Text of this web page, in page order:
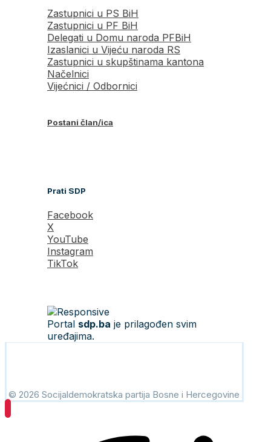
Zastupnici u PS BiH
Zastupnici u PF BiH
Delegati u Domu naroda PFBiH
Izaslanici u Vijeću naroda RS
Zastupnici u skupštinama kantona
Načelnici
Vijećnici / Odbornici
Postani član/ica
Prati SDP
Facebook
X
YouTube
Instagram
TikTok
Portal sdp.ba je prilagođen svim
uređajima.
© 2026 Socijaldemokratska partija Bosne i Hercegovine